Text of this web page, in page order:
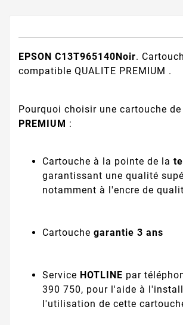
EPSON C13T965140Noir.
compatible QUALITE PREMIUM .
Pourquoi choisir une cartouche
PREMIUM :
Cartouche à la pointe de la
garantissant une qualité
notamment à l'encre de
Cartouche garantie 3 ans
Service HOTLINE par
390 750, pour l'aide à
l'utilisation de cette